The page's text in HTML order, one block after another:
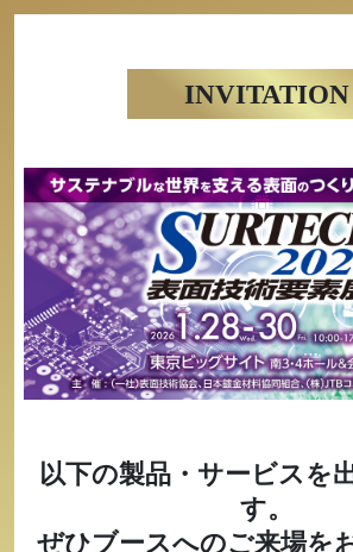
INVITATION
以下の製品・サービスを
す。
ぜひブースへのご来場を